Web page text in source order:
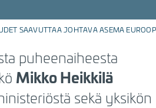
SAAVUTTAA JOHTAVA ASEMA
puheenaiheesta
Mikko Heikkilä
sekä yksikön